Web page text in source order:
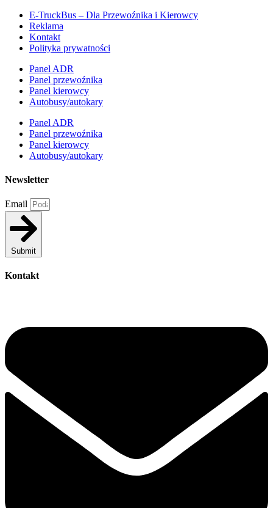
E-TruckBus – Dla Przewoźnika i Kierowcy
Reklama
Kontakt
Polityka prywatności
Panel ADR
Panel przewoźnika
Panel kierowcy
Autobusy/autokary
Panel ADR
Panel przewoźnika
Panel kierowcy
Autobusy/autokary
Newsletter
Email
Submit
Kontakt